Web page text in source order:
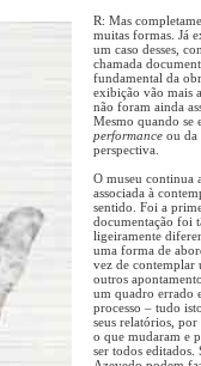
R: Mas
muitas formas. Já
um caso desses,
chamada
fundamental da
exibição vão mais
não foram ainda
Mesmo quando se
performance ou da
perspectiva.
O museu continua
associada à
sentido. Foi a
documentação foi
ligeiramente
uma forma de
vez de contemplar
outros
um quadro errado
processo – tudo
seus relatórios,
o que mudaram e
ser todos editados.